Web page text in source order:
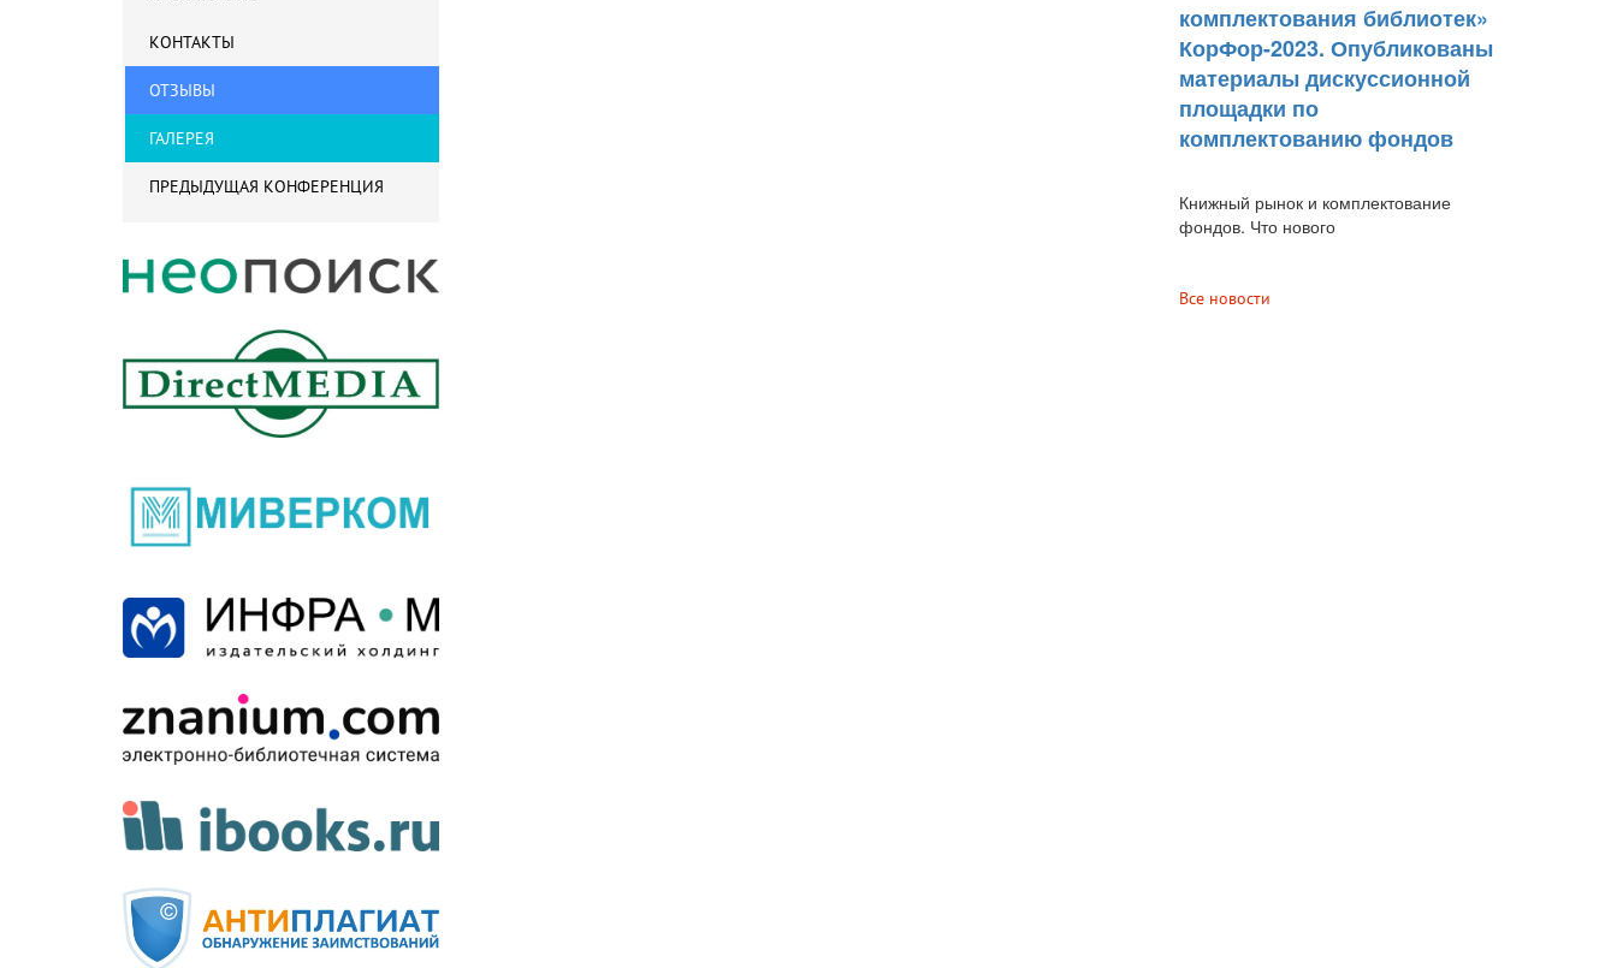
КОНТАКТЫ
ОТЗЫВЫ
ГАЛЕРЕЯ
ПРЕДЫДУЩАЯ КОНФЕРЕНЦИЯ
комплектования библиотек»
КорФор-2023. Опубликованы
материалы дискуссионной
площадки по
комплектованию фондов
Книжный рынок и комплектование
фондов. Что нового
Все новости